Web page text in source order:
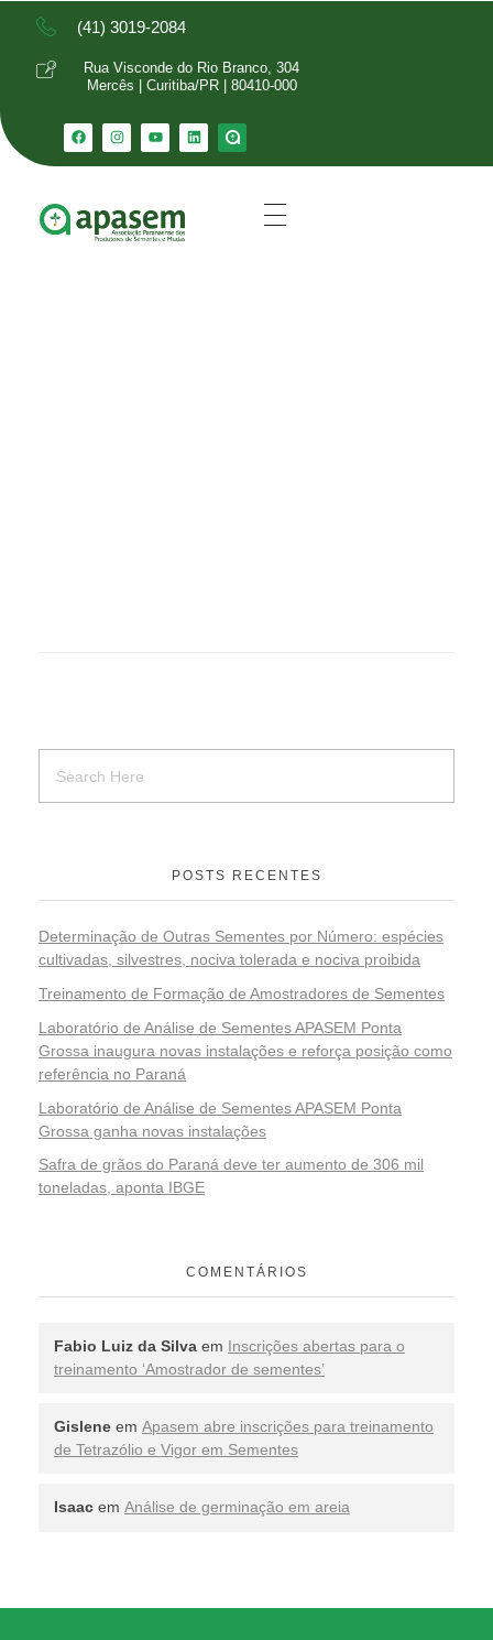
(41) 3019-2084
Rua Visconde do Rio Branco, 304
Mercês | Curitiba/PR | 80410-000
POSTS RECENTES
Determinação de Outras Sementes por Número: espécies
cultivadas, silvestres, nociva tolerada e nociva proibida
Treinamento de Formação de Amostradores de Sementes
Laboratório de Análise de Sementes APASEM Ponta
Grossa inaugura novas instalações e reforça posição como
referência no Paraná
Laboratório de Análise de Sementes APASEM Ponta
Grossa ganha novas instalações
Safra de grãos do Paraná deve ter aumento de 306 mil
toneladas, aponta IBGE
COMENTÁRIOS
Fabio Luiz da Silva em Inscrições abertas para o
treinamento ‘Amostrador de sementes’
Gislene em Apasem abre inscrições para treinamento
de Tetrazólio e Vigor em Sementes
Isaac em Análise de germinação em areia